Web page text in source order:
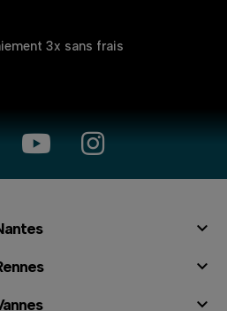
3x sans frais


